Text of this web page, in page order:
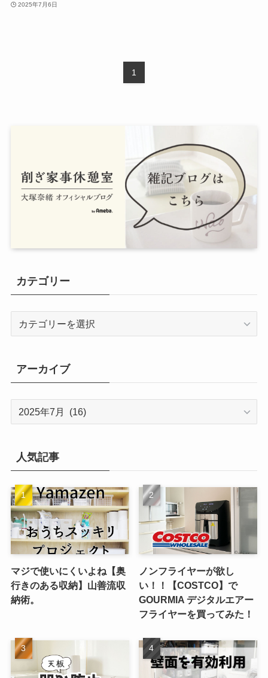
2025年7月6日
1
カテゴリー
リ
ー
アーカイブ
ブ
人気記事
マジで使いにくいよね【奥
行きのある収納】山善流収
納術。
ノンフライヤーが欲し
い！！【COSTCO】で
GOURMIA デジタルエアー
フライヤーを買ってみた！